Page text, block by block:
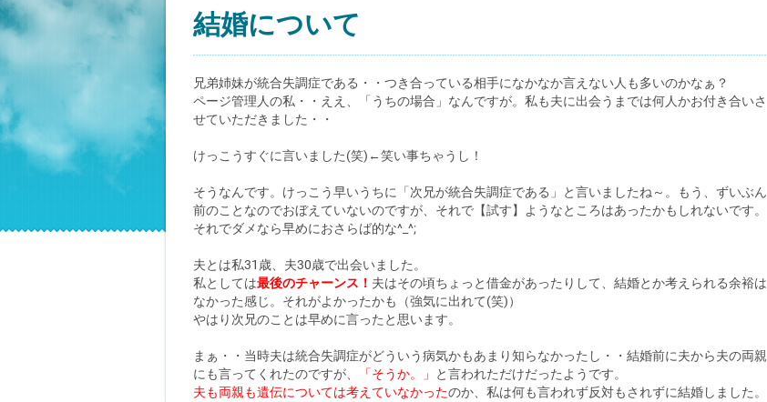
結婚について
兄弟姉妹が統合失調症である・・つき合っている相手になかなか言えない人も多いのかなぁ？
ページ管理人の私・・ええ、「うちの場合」なんですが。私も夫に出会うまでは何人かお付き合いさ
せていただきました・・
けっこうすぐに言いました(笑)←笑い事ちゃうし！
そうなんです。けっこう早いうちに「次兄が統合失調症である」と言いましたね～。もう、ずいぶん
前のことなのでおぼえていないのですが、それで【試す】ようなところはあったかもしれないです。
それでダメなら早めにおさらば的な^_^;
夫とは私31歳、夫30歳で出会いました。
私としては最後のチャーンス！ 夫はその頃ちょっと借金があったりして、結婚とか考えられる余裕は
なかった感じ。それがよかったかも（強気に出れて(笑)）
やはり次兄のことは早めに言ったと思います。
まぁ・・当時夫は統合失調症がどういう病気かもあまり知らなかったし・・結婚前に夫から夫の両親
にも言ってくれたのですが、
「そうか。」
と言われただけだったようです。
夫も両親も遺伝については考えていなかったのか、私は何も言われず反対もされずに結婚しました。